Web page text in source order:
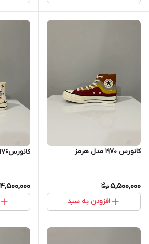
کانورس ۱۹۷۰ مدل هرمز
5,500,000
افزودن به سبد
کانورس۱۹۷۰ً گیلاسی ویتنام اصل
4,500,000